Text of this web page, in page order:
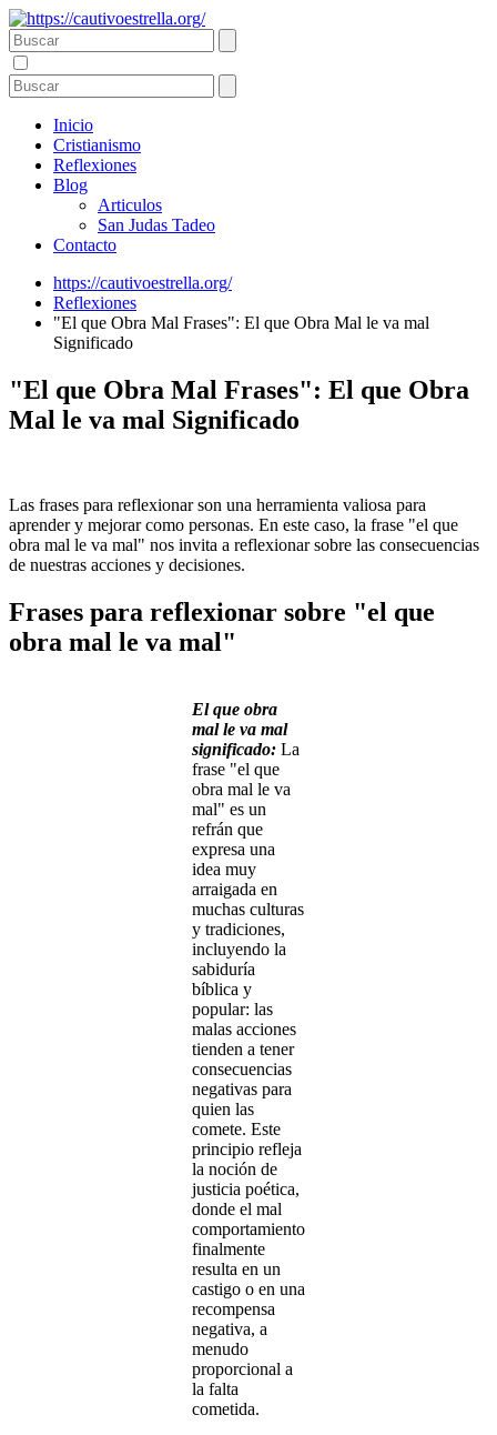
Inicio
Cristianismo
Reflexiones
Blog
Articulos
San Judas Tadeo
Contacto
https://cautivoestrella.org/
Reflexiones
"El que Obra Mal Frases": El que Obra Mal le va mal
Significado
"El que Obra Mal Frases": El que Obra
Mal le va mal Significado
Las frases para reflexionar son una herramienta valiosa para
aprender y mejorar como personas. En este caso, la frase "el que
obra mal le va mal" nos invita a reflexionar sobre las consecuencias
de nuestras acciones y decisiones.
Frases para reflexionar sobre "el que
obra mal le va mal"
El que obra
mal le va mal
significado: La
frase "el que
obra mal le va
mal" es un
refrán que
expresa una
idea muy
arraigada en
muchas culturas
y tradiciones,
incluyendo la
sabiduría
bíblica y
popular: las
malas acciones
tienden a tener
consecuencias
negativas para
quien las
comete. Este
principio refleja
la noción de
justicia poética,
donde el mal
comportamiento
finalmente
resulta en un
castigo o en una
recompensa
negativa, a
menudo
proporcional a
la falta
cometida.